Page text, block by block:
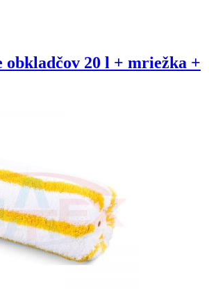
obkladčov 20 l + mriežka +